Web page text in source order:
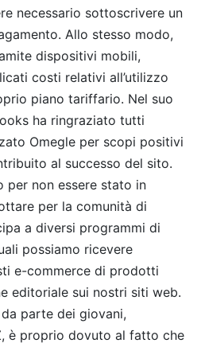
necessario sottoscrivere un
Allo stesso modo,
dispositivi mobili,
costi relativi all’utilizzo
piano tariffario. Nel suo
ha ringraziato tutti
Omegle per scopi positivi
al successo del sito.
per non essere stato in
per la comunità di
a diversi programmi di
possiamo ricevere
e-commerce di prodotti
editoriale sui nostri siti web.
da parte dei giovani,
è proprio dovuto al fatto che